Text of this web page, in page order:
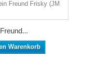
Warenkorb